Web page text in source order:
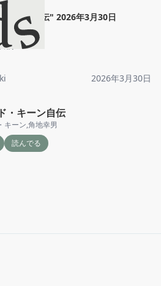
キーン自伝" 2026年3月30日
稿
2026年3月30日
・キーン自伝
キーン,角地幸男
読んでる